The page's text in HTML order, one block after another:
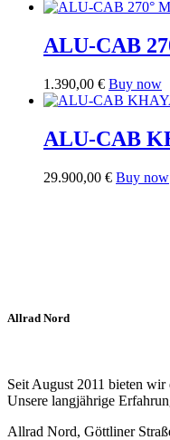
ALU-CAB
1.390,00 € Buy now
ALU-CAB
29.900,00 € Buy now
Allrad Nord
Seit August 2011 bieten
Unsere langjährige
Allrad Nord, Göttliner